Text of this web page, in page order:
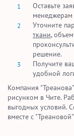
Оставьте
менеджерам
Уточните
ткани,
решение.
Получите
удобной
Компания
рисунком в Чите.
выгодных условий.
вместе с